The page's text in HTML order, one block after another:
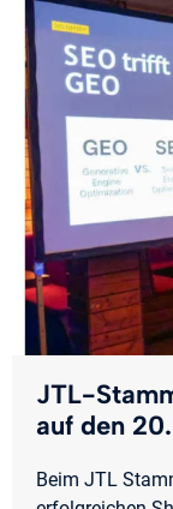
JTL-
auf den
Beim JTL